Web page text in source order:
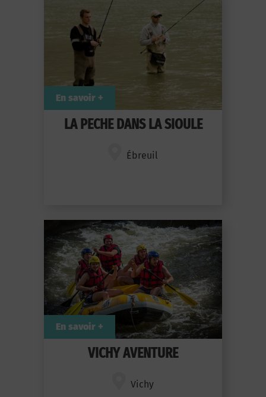
LA PECHE DANS LA SIOULE
Ébreuil
En savoir +
VICHY AVENTURE
Vichy
En savoir +